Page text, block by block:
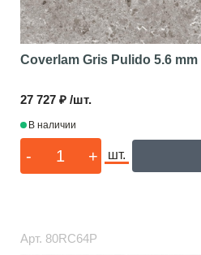
Coverlam Gris Pulido 5.6 mm
27 727 ₽ /шт.
В наличии
- + шт.
Арт. 80RC64P